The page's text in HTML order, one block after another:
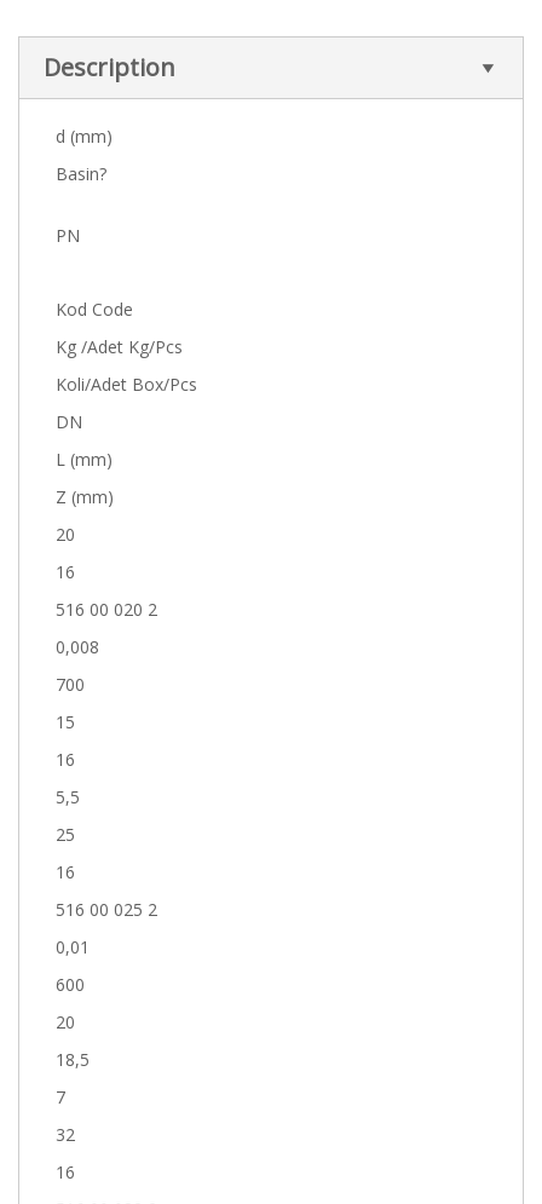
Description
d (mm)
Basin?
PN
Kod Code
Kg /Adet Kg/Pcs
Koli/Adet Box/Pcs
DN
L (mm)
Z (mm)
20
16
516 00 020 2
0,008
700
15
16
5,5
25
16
516 00 025 2
0,01
600
20
18,5
7
32
16